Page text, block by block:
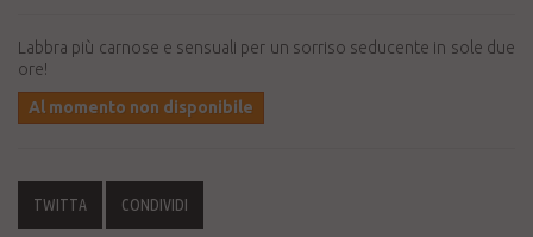
Labbra più carnose e sensuali per un sorriso seducente in sole due
ore!
Al momento non disponibile
TWITTA CONDIVIDI